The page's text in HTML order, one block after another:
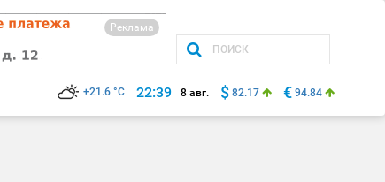
Реклама
+21.6 °C 22:39 8 авг. $ 82.17 € 94.84